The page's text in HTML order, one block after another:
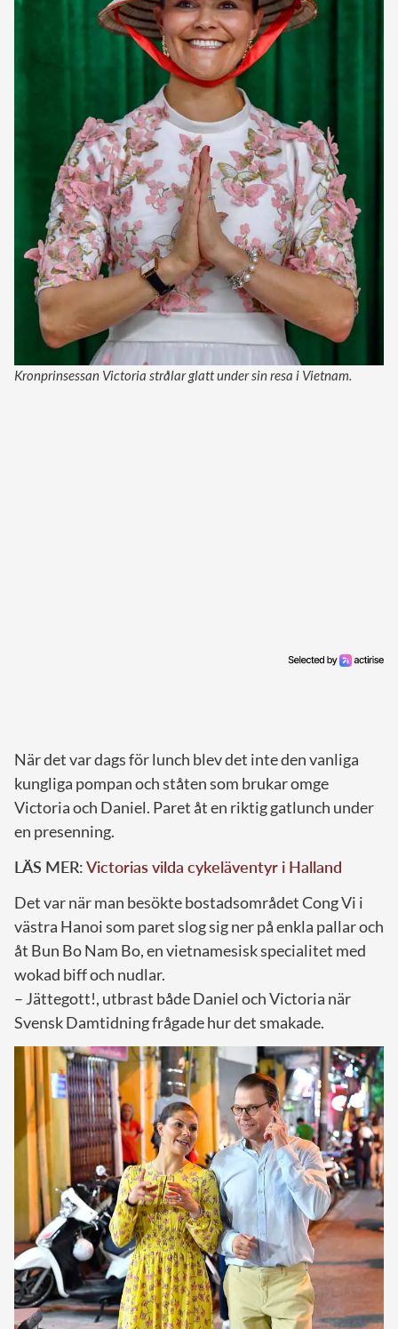
Kronprinsessan Victoria strålar glatt under sin resa i Vietnam.
När det var dags för lunch blev det inte den vanliga
kungliga pompan och ståten som brukar omge
Victoria och Daniel. Paret åt en riktig gatlunch under
en presenning.
LÄS MER:Victorias vilda cykeläventyr i Halland
Det var när man besökte bostadsområdet Cong Vi i
västra Hanoi som paret slog sig ner på enkla pallar och
åt Bun Bo Nam Bo, en vietnamesisk specialitet med
wokad biff och nudlar.
– Jättegott!, utbrast både Daniel och Victoria när
Svensk Damtidning frågade hur det smakade.